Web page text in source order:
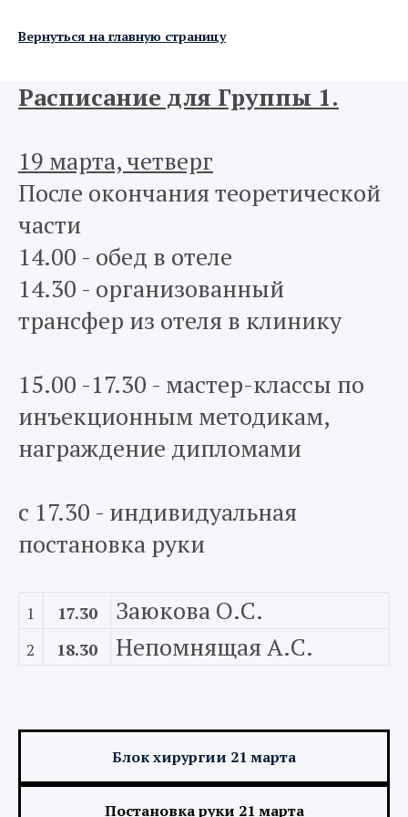
Вернуться на главную страницу
Расписание для Группы 1.
19 марта, четверг
После окончания теоретической
части
14.00 - обед в отеле
14.30 - организованный
трансфер из отеля в клинику
15.00 -17.30 - мастер-классы по
инъекционным методикам,
награждение дипломами
с 17.30 - индивидуальная
постановка руки
1 17.30 Заюкова О.С.
2 18.30 Непомнящая А.С.
Блок хирургии 21 марта
Постановка руки 21 марта